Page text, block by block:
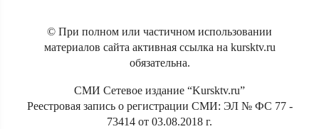
© При полном или частичном использовании
материалов сайта активная ссылка на kursktv.ru
обязательна.
СМИ Сетевое издание “Kursktv.ru”
Реестровая запись о регистрации СМИ: ЭЛ № ФС 77 -
73414 от 03.08.2018 г.